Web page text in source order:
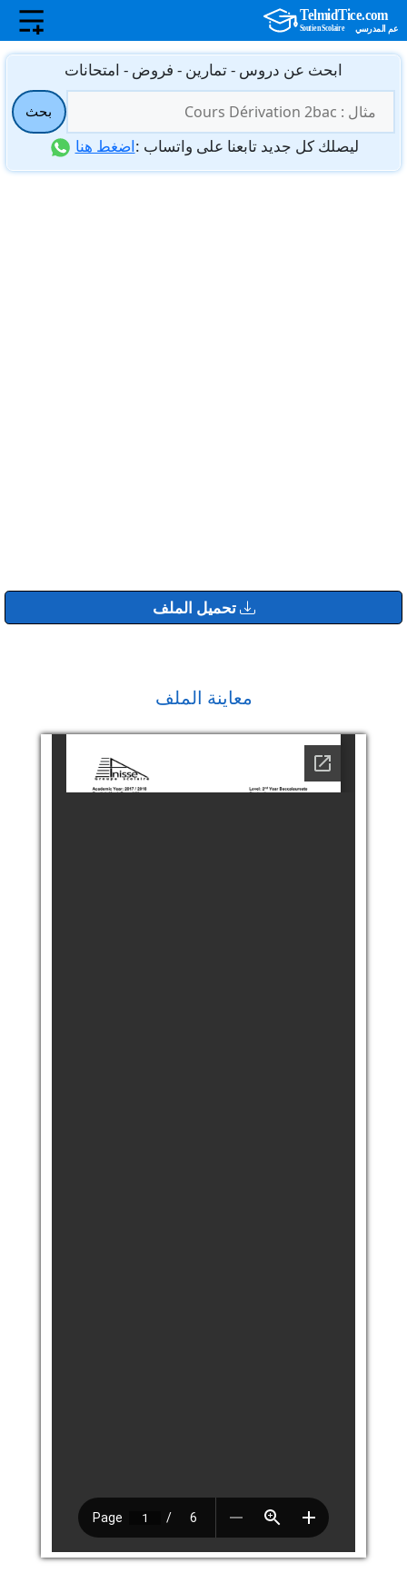
انتقل
المحتوى
ابحث عن دروس - تمارين - فروض - امتحانات
عن:
بحث
ليصلك كل جديد تابعنا على واتساب :اضغط هنا
تحميل الملف
معاينة الملف